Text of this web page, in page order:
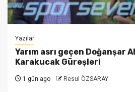
Yazılar
Yarım asrı geçen Doğanşar
Karakucak Güreşleri
1 gün ago Resul ÖZSARAY